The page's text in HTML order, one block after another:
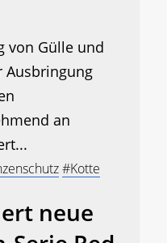
von Gülle und
Ausbringung
an
#Kotte
neue